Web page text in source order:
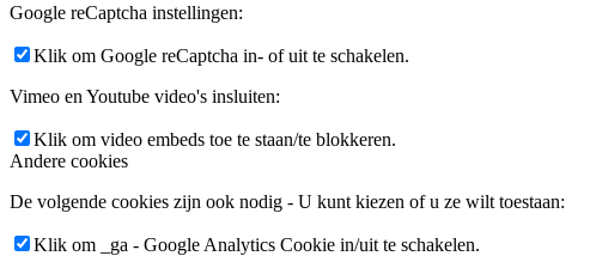
Google reCaptcha instellingen:
Klik om Google reCaptcha in- of uit te schakelen.
Vimeo en Youtube video's insluiten:
Klik om video embeds toe te staan/te blokkeren.
Andere cookies
De volgende cookies zijn ook nodig - U kunt kiezen of u ze wilt toestaan:
Klik om _ga - Google Analytics Cookie in/uit te schakelen.